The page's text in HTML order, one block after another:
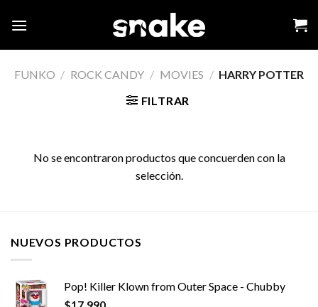
FUNKO / ROCK CANDY / MOVIES / HARRY POTTER
FILTRAR
No se encontraron productos que concuerden con la
selección.
NUEVOS PRODUCTOS
Pop! Killer Klown from Outer Space - Chubby
$17,990